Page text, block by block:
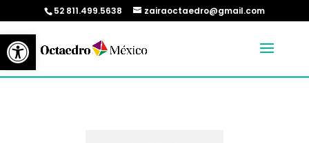
Abrir barra de herramientas
52 811.499.5638 zairaoctaedro@gmail.com